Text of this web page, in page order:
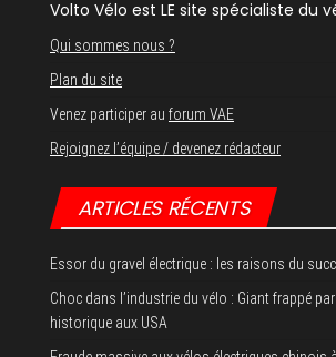
Volto Vélo est LE site spécialiste du
Qui sommes nous ?
Plan du site
Venez participer au forum VAE
Rejoignez l’équipe / devenez rédacteur
ARTICLES RÉCENTS
Essor du gravel électrique : les raisons du
Choc dans l’industrie du vélo : Giant frappé
historique aux USA